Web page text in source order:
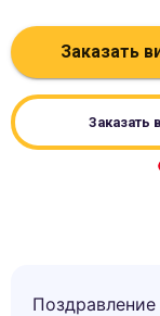
Заказать
Заказать